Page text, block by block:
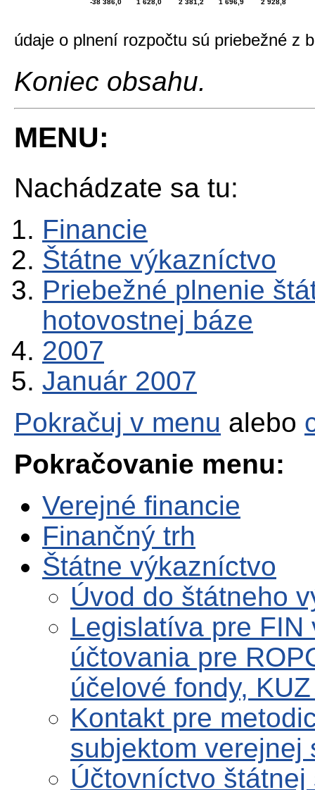
-38 386,0
1 628,0 2 381,2 1 696,9 2 928,8
údaje o plnení rozpočtu sú priebežné z
Koniec obsahu.
MENU:
Nachádzate sa tu:
Financie
Štátne výkazníctvo
Priebežné plnenie
hotovostnej báze
2007
Január 2007
Pokračuj v menu alebo
Pokračovanie menu:
Verejné financie
Finančný trh
Štátne výkazníctvo
Úvod do štátneho
Legislatíva pre FIN
účtovania pre
účelové fondy,
Kontakt pre
subjektom verejnej
Účtovníctvo